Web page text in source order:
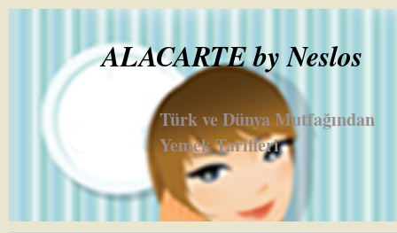
ALACARTE by Neslos
Türk ve Dünya Mutfağından
Yemek Tarifleri